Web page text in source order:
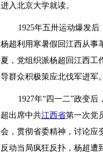
进入北京大学就读。
1925年五卅运动爆发
杨超利用寒暑假回江西从
夏，党组织派杨超回江西工
导群众积极策应北伐军进军。
1927年“四一二”政变
超出席中共江西省第一次党
会，贯彻省委精神，讨论应
反动当局疯狂反扑，杨超遭